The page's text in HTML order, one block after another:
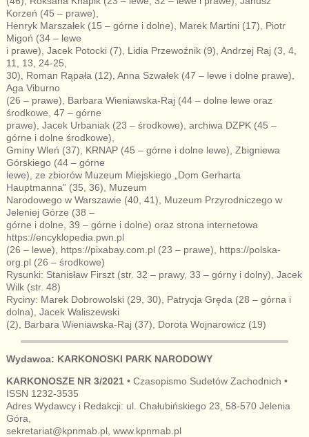
Korzeń (45 – prawe),
Henryk Marszałek (15 – górne i dolne), Marek Martini (17), Piotr
Migoń (34 – lewe
i prawe), Jacek Potocki (7), Lidia Przewoźnik (9), Andrzej Raj (3, 4,
11, 13, 24-25,
30), Roman Rąpała (12), Anna Szwałek (47 – lewe i dolne prawe),
Aga Viburno
(26 – prawe), Barbara Wieniawska-Raj (44 – dolne lewe oraz
środkowe, 47 – górne
prawe), Jacek Urbaniak (23 – środkowe), archiwa DZPK (45 –
górne i dolne środkowe),
Gminy Wleń (37), KRNAP (45 – górne i dolne lewe), Zbigniewa
Górskiego (44 – górne
lewe), ze zbiorów Muzeum Miejskiego „Dom Gerharta
Hauptmanna” (35, 36), Muzeum
Narodowego w Warszawie (40, 41), Muzeum Przyrodniczego w
Jeleniej Górze (38 –
górne i dolne, 39 – górne i dolne) oraz strona internetowa
https://encyklopedia.pwn.pl
(26 – lewe), https://pixabay.com.pl (23 – prawe), https://polska-
org.pl (26 – środkowe)
Rysunki: Stanisław Firszt (str. 32 – prawy, 33 – górny i dolny), Jacek
Wilk (str. 48)
Ryciny: Marek Dobrowolski (29, 30), Patrycja Gręda (28 – górna i
dolna), Jacek Waliszewski
(2), Barbara Wieniawska-Raj (37), Dorota Wojnarowicz (19)
Wydawca: KARKONOSKI PARK NARODOWY
KARKONOSZE NR 3/2021• Czasopismo Sudetów Zachodnich •
ISSN 1232-3535
Adres Wydawcy i Redakcji: ul. Chałubińskiego 23, 58-570 Jelenia
Góra,
sekretariat@kpnmab.pl, www.kpnmab.pl